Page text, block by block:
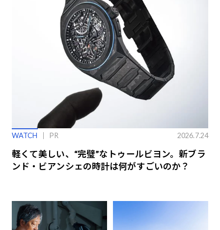
WATCH PR 2026.7.24
軽くて美しい、“完璧”なトゥールビヨン。新ブラ
ンド・ビアンシェの時計は何がすごいのか？